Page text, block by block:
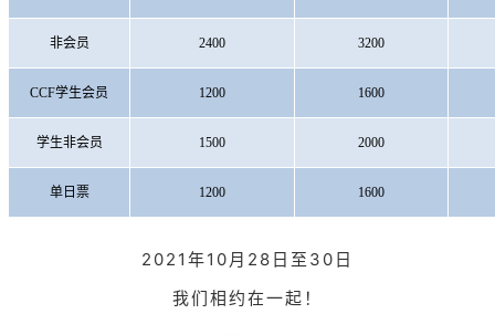
非会员 2400 3200
CCF学生会员 1200 1600
学生非会员 1500 2000
单日票 1200 1600
2021年10月28日至30日
我们相约在一起！